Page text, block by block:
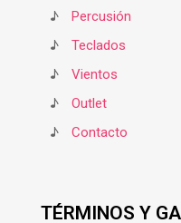
♪
Percusión
♪
Teclados
♪
Vientos
♪
Outlet
♪
Contacto
TÉRMINOS Y